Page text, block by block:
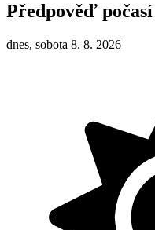
Předpověď počasí
dnes, sobota 8. 8. 2026